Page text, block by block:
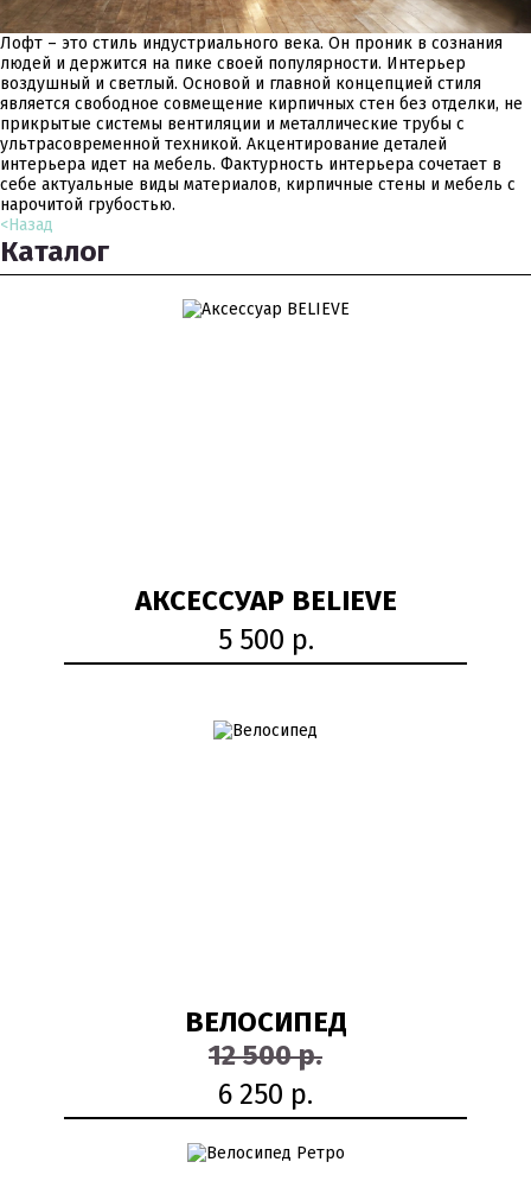
Лофт – это стиль индустриального века. Он проник в сознания
людей и держится на пике своей популярности. Интерьер
воздушный и светлый. Основой и главной концепцией стиля
является свободное совмещение кирпичных стен без отделки, не
прикрытые системы вентиляции и металлические трубы с
ультрасовременной техникой. Акцентирование деталей
интерьера идет на мебель. Фактурность интерьера сочетает в
себе актуальные виды материалов, кирпичные стены и мебель с
нарочитой грубостью.
<Назад
Каталог
АКСЕССУАР BELIEVE
5 500 р.
ВЕЛОСИПЕД
12 500 р.
6 250 р.